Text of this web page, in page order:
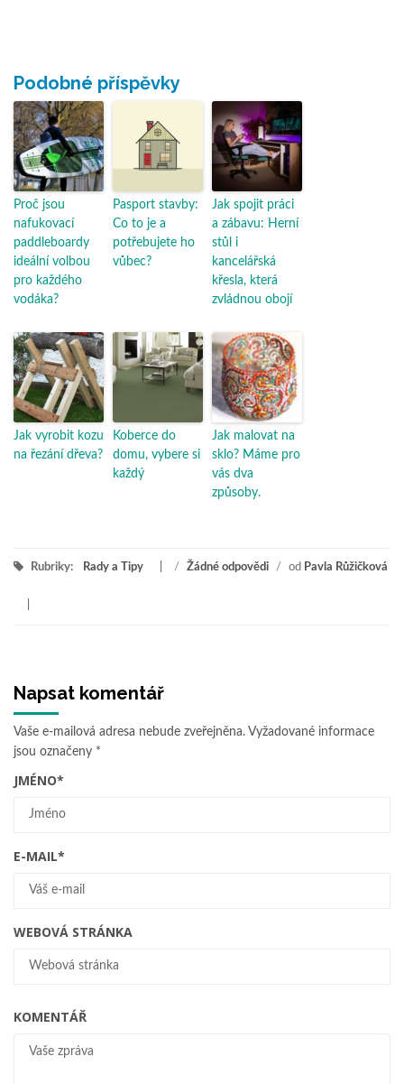
Podobné příspěvky
Proč jsou
nafukovací
paddleboardy
ideální volbou
pro každého
vodáka?
Pasport stavby:
Co to je a
potřebujete ho
vůbec?
Jak spojit práci
a zábavu: Herní
stůl i
kancelářská
křesla, která
zvládnou obojí
Jak vyrobit kozu
na řezání dřeva?
Koberce do
domu, vybere si
každý
Jak malovat na
sklo? Máme pro
vás dva
způsoby.
Rubriky: Rady a Tipy / Žádné odpovědi / od Pavla Růžičková
Napsat komentář
Vaše e-mailová adresa nebude zveřejněna. Vyžadované informace
jsou označeny *
JMÉNO*
E-MAIL*
WEBOVÁ STRÁNKA
KOMENTÁŘ